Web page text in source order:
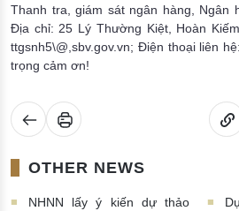
Thanh tra, giám sát ngân hàng, Ngân
Địa chỉ: 25 Lý Thường Kiệt, Hoàn
ttgsnh5\@,sbv.gov.vn; Điện thoại liên
trọng cảm ơn!
OTHER NEWS
NHNN lấy ý kiến dự thảo